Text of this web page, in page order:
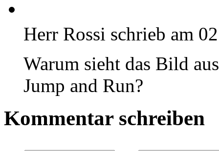
Herr Rossi schrieb am
Warum sieht das Bild
Jump and Run?